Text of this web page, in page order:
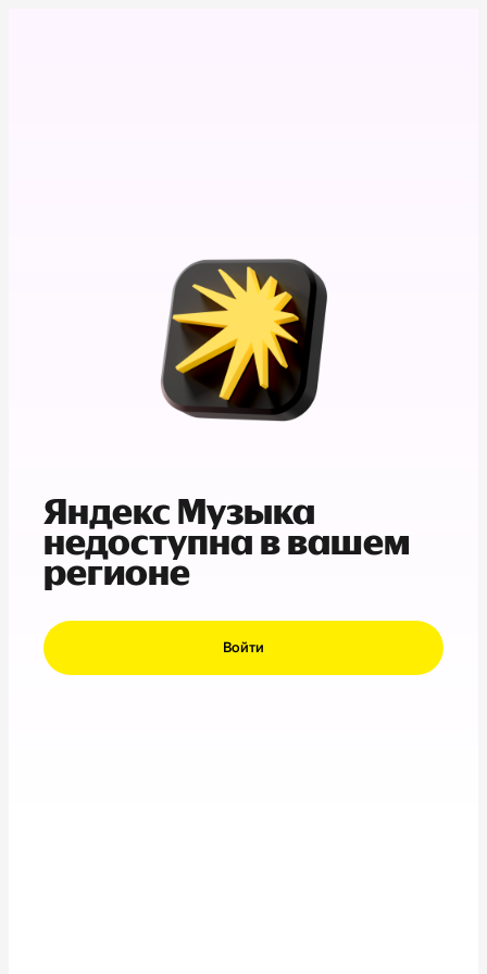
Яндекс Музыка
недоступна в вашем
регионе
Войти